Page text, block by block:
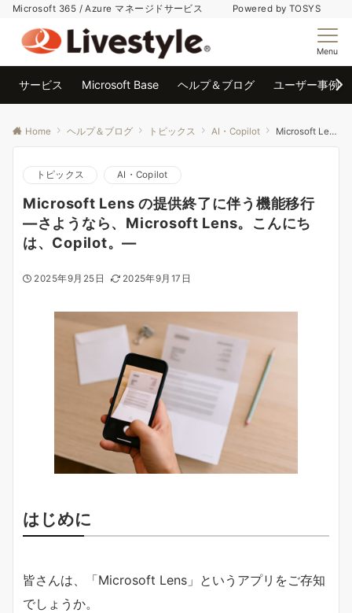
Microsoft 365 / Azure マネージドサービス Powered by TOSYS
Menu
サービス Microsoft Base ヘルプ＆ブログ ユーザー事例
Home ヘルプ＆ブログ トピックス AI・Copilot Microsoft Lens の提供終了に伴う機能移行 ―さようなら、Microsoft Lens。こんにちは、Copilot。―
トピックス AI・Copilot
Microsoft Lens の提供終了に伴う機能移行
―さようなら、Microsoft Lens。こんにち
は、Copilot。―
2025年9月25日 2025年9月17日
はじめに
皆さんは、「Microsoft Lens」というアプリをご存知
でしょうか。